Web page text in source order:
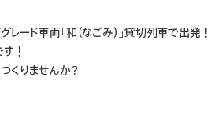
ード車両「和（なごみ）」貸切列車で出発！
！
くりませんか？